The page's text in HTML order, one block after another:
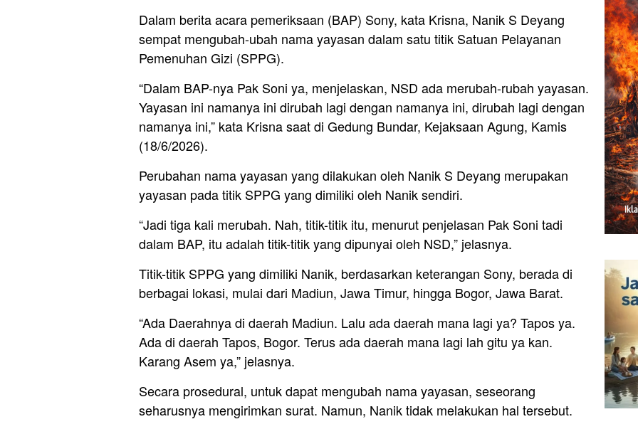
Dalam berita acara pemeriksaan (BAP) Sony, kata Krisna, Nanik S Deyang
sempat mengubah-ubah nama yayasan dalam satu titik Satuan Pelayanan
Pemenuhan Gizi (SPPG).
“Dalam BAP-nya Pak Soni ya, menjelaskan, NSD ada merubah-rubah yayasan.
Yayasan ini namanya ini dirubah lagi dengan namanya ini, dirubah lagi dengan
namanya ini,” kata Krisna saat di Gedung Bundar, Kejaksaan Agung, Kamis
(18/6/2026).
Perubahan nama yayasan yang dilakukan oleh Nanik S Deyang merupakan
yayasan pada titik SPPG yang dimiliki oleh Nanik sendiri.
“Jadi tiga kali merubah. Nah, titik-titik itu, menurut penjelasan Pak Soni tadi
dalam BAP, itu adalah titik-titik yang dipunyai oleh NSD,” jelasnya.
Titik-titik SPPG yang dimiliki Nanik, berdasarkan keterangan Sony, berada di
berbagai lokasi, mulai dari Madiun, Jawa Timur, hingga Bogor, Jawa Barat.
“Ada Daerahnya di daerah Madiun. Lalu ada daerah mana lagi ya? Tapos ya.
Ada di daerah Tapos, Bogor. Terus ada daerah mana lagi lah gitu ya kan.
Karang Asem ya,” jelasnya.
Secara prosedural, untuk dapat mengubah nama yayasan, seseorang
seharusnya mengirimkan surat. Namun, Nanik tidak melakukan hal tersebut.